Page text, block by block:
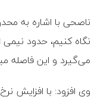
ناصحی با اشاره به
نگاه کنیم، حدود
می‌گیرد و این فاصله
وی افزود: با افزایش